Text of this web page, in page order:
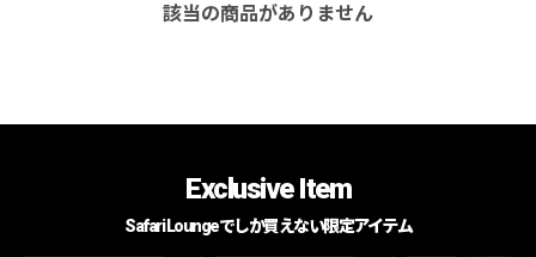
該当の商品がありません
Exclusive Item
Safari Loungeでしか買えない限定アイテム